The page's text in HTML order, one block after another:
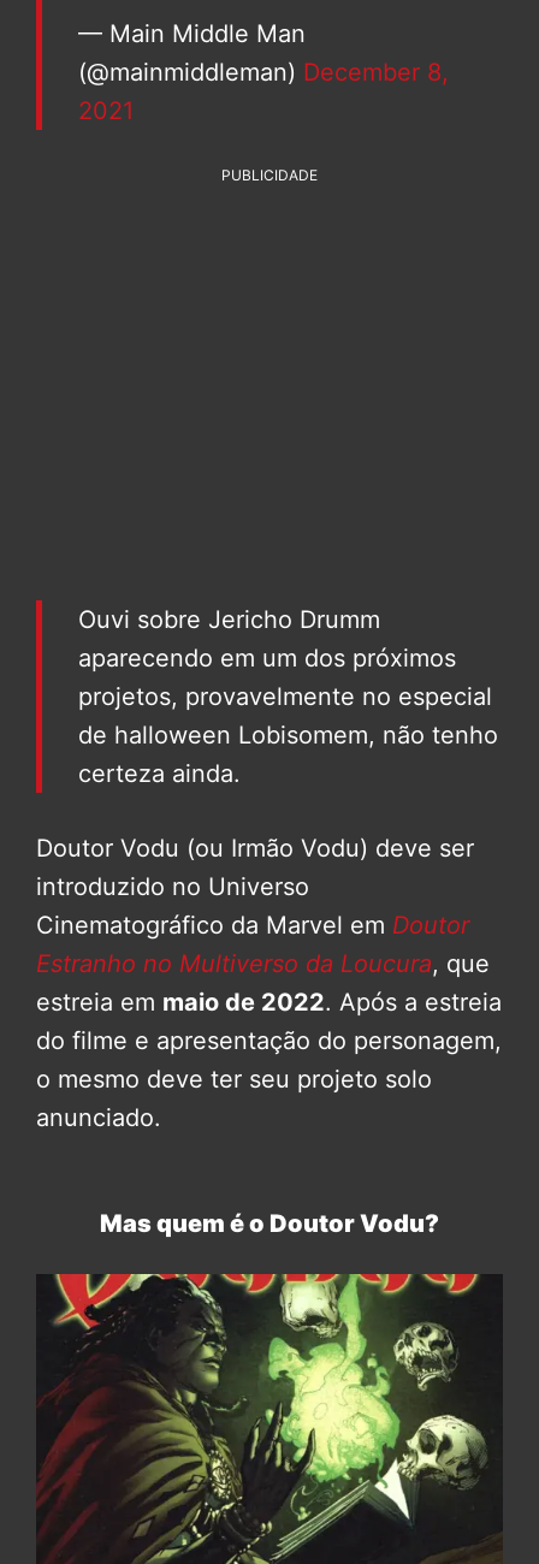
— Main Middle Man
(@mainmiddleman) December 8,
2021
PUBLICIDADE
Ouvi sobre Jericho Drumm
aparecendo em um dos próximos
projetos, provavelmente no especial
de halloween Lobisomem, não tenho
certeza ainda.
Doutor Vodu (ou Irmão Vodu) deve ser
introduzido no Universo
Cinematográfico da Marvel em Doutor
Estranho no Multiverso da Loucura, que
estreia em maio de 2022. Após a estreia
do filme e apresentação do personagem,
o mesmo deve ter seu projeto solo
anunciado.
Mas quem é o Doutor Vodu?